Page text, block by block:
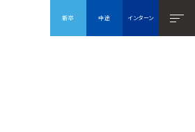
新卒 中途 インターン メニ